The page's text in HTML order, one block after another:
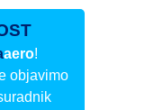
aero!
objavimo